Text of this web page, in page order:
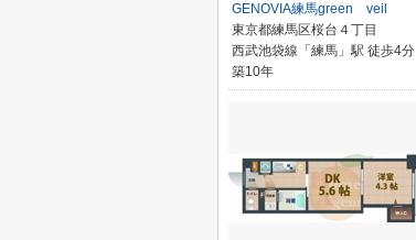
GENOVIA練馬green veil
東京都練馬区桜台４丁目
西武池袋線「練馬」駅 徒歩4分
築10年